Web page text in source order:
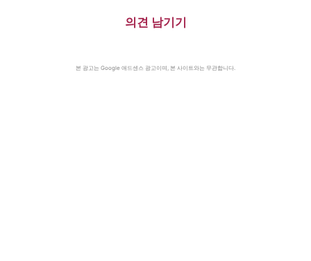
의견 남기기
본 광고는 Google 애드센스 광고이며, 본 사이트와는 무관합니다.